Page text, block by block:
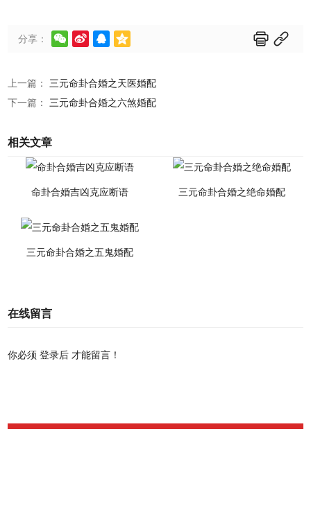
分享：      
上一篇： 三元命卦合婚之天医婚配
下一篇： 三元命卦合婚之六煞婚配
相关文章
命卦合婚吉凶克应断语 三元命卦合婚之绝命婚配
三元命卦合婚之五鬼婚配
在线留言
你必须登录后 才能留言！